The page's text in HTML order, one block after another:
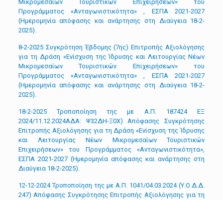
Μικρομεσαίων Τουριστικών Επιχειρήσεων» του
Προγράμματος «Ανταγωνιστικότητα» , ΕΣΠΑ 2021-2027
(Ημερομηνία απόφασης και ανάρτησης στη Διαύγεια 18-2-
2025).
8-2-2025 Συγκρότηση Έβδομης (7ης) Επιτροπής Αξιολόγησης
για τη Δράση «Ενίσχυση της Ίδρυσης και Λειτουργίας Νέων
Μικρομεσαίων Τουριστικών Επιχειρήσεων» του
Προγράμματος «Ανταγωνιστικότητα» , ΕΣΠΑ 2021-2027
(Ημερομηνία απόφασης και ανάρτησης στη Διαύγεια 18-2-
2025).
18-2-2025 Τροποποίηση της με Α.Π. 187424 ΕΞ
2024/11.12.2024ΑΔΑ: Ψ32ΔΗ-Ξ0Χ) Απόφασης Συγκρότησης
Επιτροπής Αξιολόγησης για τη Δράση «Ενίσχυση της Ίδρυσης
και Λειτουργίας Νέων Μικρομεσαίων Τουριστικών
Επιχειρήσεων» του Προγράμματος «Ανταγωνιστικότητα»,
ΕΣΠΑ 2021-2027 (Ημερομηνία απόφασης και ανάρτησης στη
Διαύγεια 18-2-2025).
12-12-2024 Τροποποίηση της με Α.Π. 1041/04.03.2024 (Υ.Ο.Δ.Δ.
247) Απόφασης Συγκρότησης Επιτροπής Αξιολόγησης για τη